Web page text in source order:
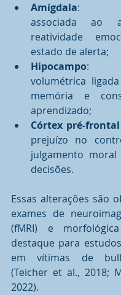
Amígdala:
associada ao
reatividade
estado de alerta;
Hipocampo:
volumétrica
memória e
aprendizado;
Córtex pré-
prejuízo no
julgamento
decisões.
Essas alterações são
exames de
(fMRI) e
destaque para
em vítimas de
(Teicher et al., 2018;
2022).